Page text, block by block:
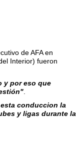
de AFA en
Interior) fueron
y por eso que
conduccion la
y ligas durante la